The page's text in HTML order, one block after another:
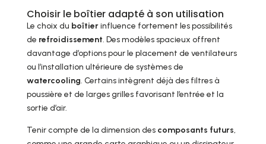
Choisir le boîtier adapté à son utilisation
Le choix du boîtierinfluence fortement les possibilités
de refroidissement. Des modèles spacieux offrent
davantage d’options pour le placement de ventilateurs
ou l’installation ultérieure de systèmes de
watercooling. Certains intègrent déjà des filtres à
poussière et de larges grilles favorisant l’entrée et la
sortie d’air.
Tenir compte de la dimension des composants futurs,